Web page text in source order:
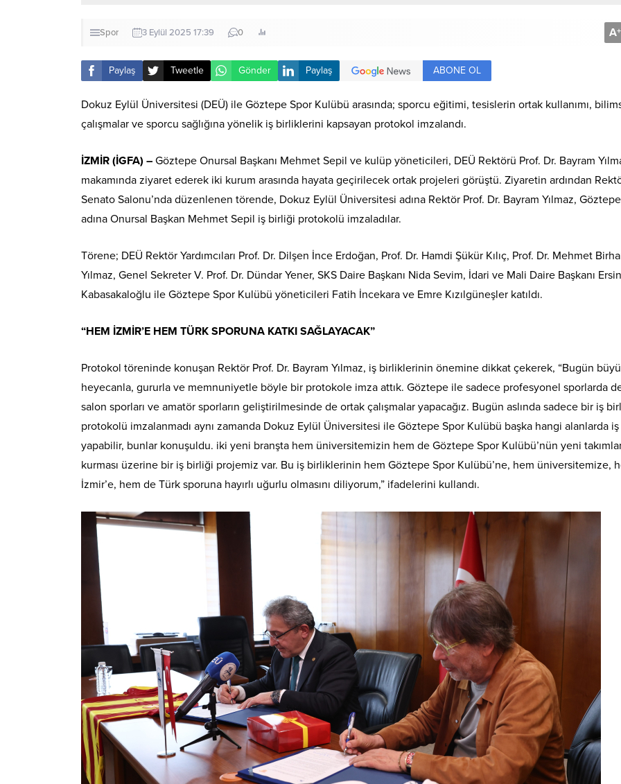
Spor 3 Eylül 2025 17:39 0 A+
Paylaş Tweetle Gönder Paylaş ABONE OL
Dokuz Eylül Üniversitesi (DEÜ) ile Göztepe Spor Kulübü arasında; sporcu eğitimi, tesislerin ortak kullanımı,
çalışmalar ve sporcu sağlığına yönelik iş birliklerini kapsayan protokol imzalandı.
İZMİR (İGFA) – Göztepe Onursal Başkanı Mehmet Sepil ve kulüp yöneticileri, DEÜ Rektörü Prof. Dr. Bayram
makamında ziyaret ederek iki kurum arasında hayata geçirilecek ortak projeleri görüştü. Ziyaretin ardından
Senato Salonu’nda düzenlenen törende, Dokuz Eylül Üniversitesi adına Rektör Prof. Dr. Bayram Yılmaz,
adına Onursal Başkan Mehmet Sepil iş birliği protokolü imzaladılar.
Törene; DEÜ Rektör Yardımcıları Prof. Dr. Dilşen İnce Erdoğan, Prof. Dr. Hamdi Şükür Kılıç, Prof. Dr. Mehmet
Yılmaz, Genel Sekreter V. Prof. Dr. Dündar Yener, SKS Daire Başkanı Nida Sevim, İdari ve Mali Daire Başkanı Ersin
Kabasakaloğlu ile Göztepe Spor Kulübü yöneticileri Fatih İncekara ve Emre Kızılgüneşler katıldı.
“HEM İZMİR’E HEM TÜRK SPORUNA KATKI SAĞLAYACAK”
Protokol töreninde konuşan Rektör Prof. Dr. Bayram Yılmaz, iş birliklerinin önemine dikkat çekerek, “Bugün
heyecanla, gururla ve memnuniyetle böyle bir protokole imza attık. Göztepe ile sadece profesyonel sporlarda
salon sporları ve amatör sporların geliştirilmesinde de ortak çalışmalar yapacağız. Bugün aslında sadece bir iş
protokolü imzalanmadı aynı zamanda Dokuz Eylül Üniversitesi ile Göztepe Spor Kulübü başka hangi alanlarda
yapabilir, bunlar konuşuldu. iki yeni branşta hem üniversitemizin hem de Göztepe Spor Kulübü’nün yeni
kurması üzerine bir iş birliği projemiz var. Bu iş birliklerinin hem Göztepe Spor Kulübü’ne, hem üniversitemize,
İzmir’e, hem de Türk sporuna hayırlı uğurlu olmasını diliyorum,” ifadelerini kullandı.